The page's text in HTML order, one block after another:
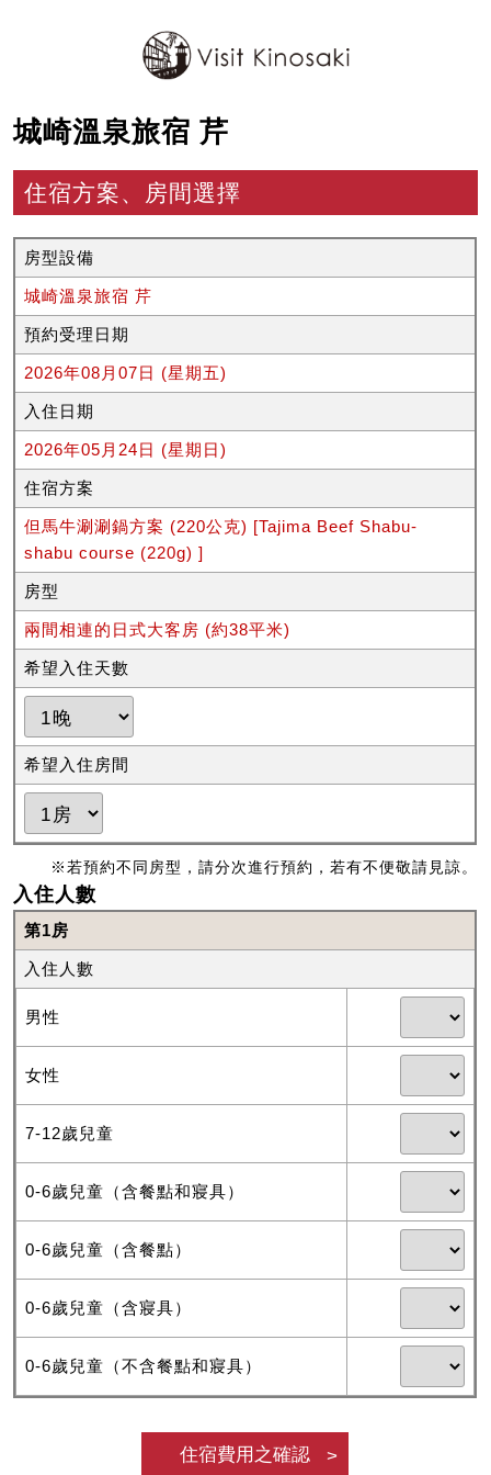
城崎溫泉旅宿 芹
住宿方案、房間選擇
房型設備
城崎溫泉旅宿 芹
預約受理日期
2026年08月07日 (星期五)
入住日期
2026年05月24日 (星期日)
住宿方案
但馬牛涮涮鍋方案 (220公克) [Tajima Beef Shabu-
shabu course (220g) ]
房型
兩間相連的日式大客房 (約38平米)
希望入住天數
希望入住房間
※若預約不同房型，請分次進行預約，若有不便敬請見諒。
入住人數
第1房
入住人數
男性
女性
7-12歲兒童
0-6歲兒童（含餐點和寢具）
0-6歲兒童（含餐點）
0-6歲兒童（含寢具）
0-6歲兒童（不含餐點和寢具）
住宿費用之確認